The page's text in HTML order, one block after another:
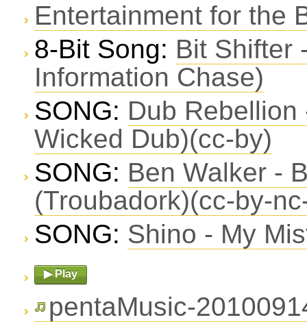
Entertainment for the
8-Bit Song: Bit Shifter
Information Chase)
SONG: Dub
Wicked Dub)(cc-by)
SONG: Ben Walker -
(Troubadork)(cc-by-
SONG: Shino - My
▶ Play
pentaMusic-